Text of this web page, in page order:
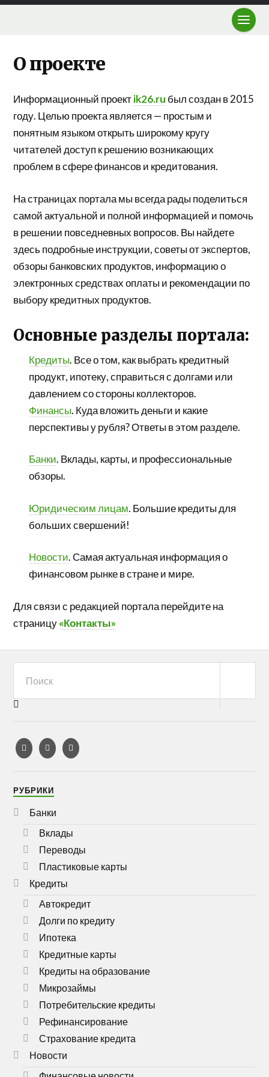
О проекте
Информационный проектik26.ru был создан в 2015
году. Целью проекта является — простым и
понятным языком открыть широкому кругу
читателей доступ к решению возникающих
проблем в сфере финансов и кредитования.
На страницах портала мы всегда рады поделиться
самой актуальной и полной информацией и помочь
в решении повседневных вопросов. Вы найдете
здесь подробные инструкции, советы от экспертов,
обзоры банковских продуктов, информацию о
электронных средствах оплаты и рекомендации по
выбору кредитных продуктов.
Основные разделы портала:
Кредиты. Все о том, как выбрать кредитный
продукт, ипотеку, справиться с долгами или
давлением со стороны коллекторов.
Финансы. Куда вложить деньги и какие
перспективы у рубля? Ответы в этом разделе.
Банки. Вклады, карты, и профессиональные
обзоры.
Юридическим лицам. Большие кредиты для
больших свершений!
Новости. Самая актуальная информация о
финансовом рынке в стране и мире.
Для связи с редакцией портала перейдите на
страницу«Контакты»
РУБРИКИ
Банки
Вклады
Переводы
Пластиковые карты
Кредиты
Автокредит
Долги по кредиту
Ипотека
Кредитные карты
Кредиты на образование
Микрозаймы
Потребительские кредиты
Рефинансирование
Страхование кредита
Новости